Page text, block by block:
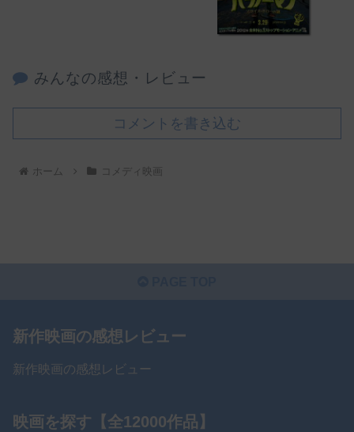
みんなの感想・レビュー
コメントを書き込む
ホーム コメディ映画
新作映画の感想レビュー
新作映画の感想レビュー
映画を探す【全12000作品】